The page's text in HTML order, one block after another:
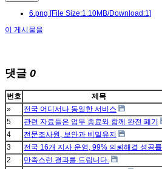
6.png [File Size:1.10MB/Download:1]
이 게시물을
댓글 0
번호 제목
»
전국 어디서나 동일한 서비스
5
관련 자료들은 업무 종료와 함께 완전 폐기
4
전문조사원, 보안과 비밀유지
3
전국 16개 지사 운영, 99% 의뢰해결 성공률
2
만족스런 결과를 드립니다.